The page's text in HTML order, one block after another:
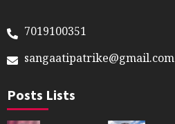
7019100351
sangaatipatrike@gmail.com
Posts Lists